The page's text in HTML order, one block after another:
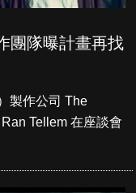
團隊曝計畫再找
製作公司 The
Tellem 在座談會